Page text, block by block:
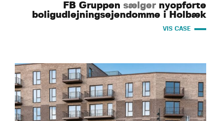
FB Gruppen sælgernyopførte
boligudlejningsejendomme i Holbæk
VIS CASE